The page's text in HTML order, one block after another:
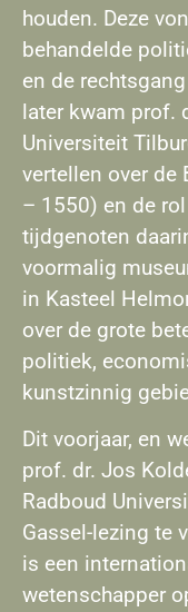
houden. Deze
behandelde
en de
later kwam prof.
Universiteit
vertellen over de
– 1550) en de
tijdgenoten
voormalig
in Kasteel
over de grote
politiek,
kunstzinnig
Dit voorjaar, en
prof. dr. Jos
Radboud
Gassel-lezing te
is een
wetenschapper